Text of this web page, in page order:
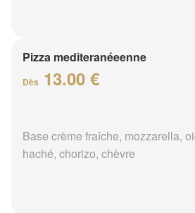
Pizza mediteranéeenne
Dès 13.00 €
Base crème fraîche, mozzarella,
haché, chorizo, chèvre